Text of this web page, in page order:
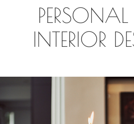
PERSONAL
INTERIOR